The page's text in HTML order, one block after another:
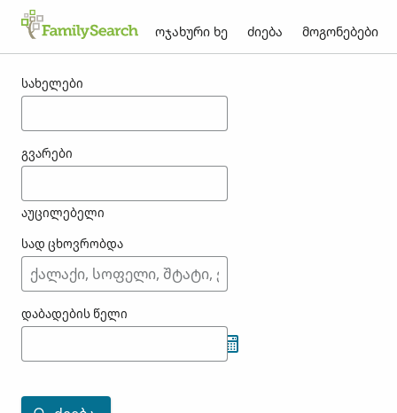
ოჯახური ხე ძიება მოგონებები
სახელები
გვარები
აუცილებელი
სად ცხოვრობდა
დაბადების წელი